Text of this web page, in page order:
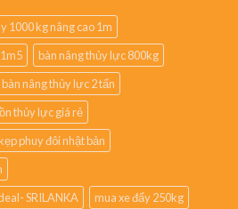
1000 kg nâng cao 1m
bàn nâng thủy lực 800kg
nâng thủy lực 2 tấn
thủy lực giá rẻ
phuy đôi nhật bản
SRILANKA
mua xe đẩy 250kg